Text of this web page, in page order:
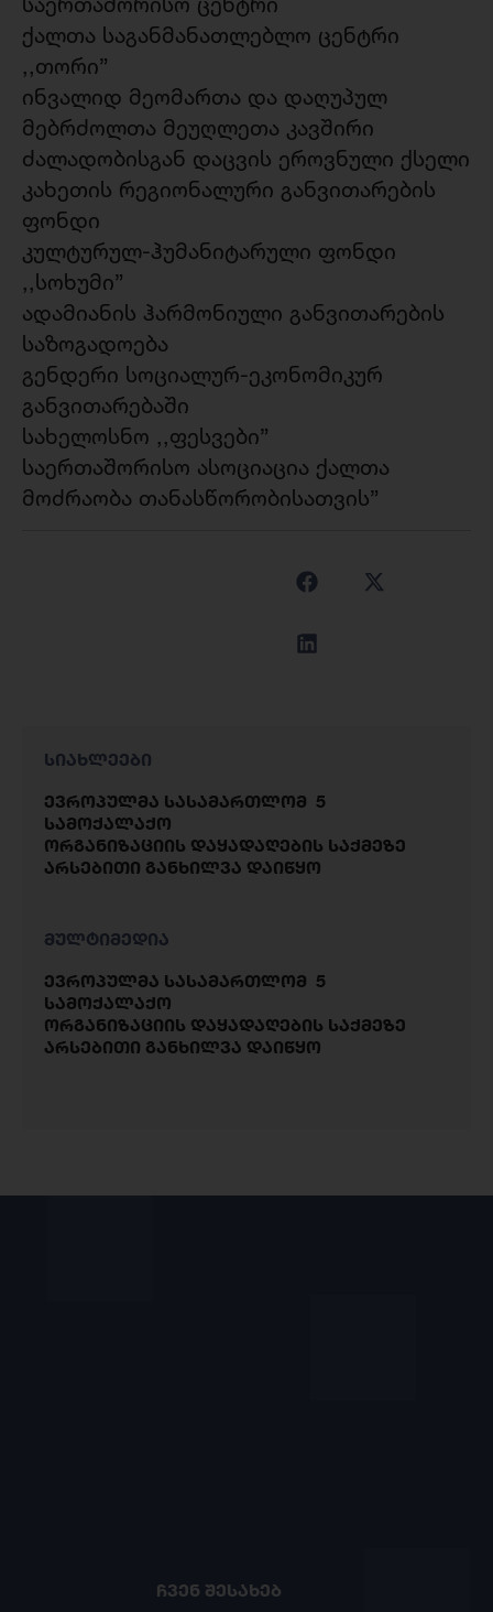
ქალთა საგანმანათლებლო ცენტრი
,,თორი”
ინვალიდ მეომართა და დაღუპულ
მებრძოლთა მეუღლეთა კავშირი
ძალადობისგან დაცვის ეროვნული ქსელი
კახეთის რეგიონალური განვითარების
ფონდი
კულტურულ-ჰუმანიტარული ფონდი
,,სოხუმი”
ადამიანის ჰარმონიული განვითარების
საზოგადოება
გენდერი სოციალურ-ეკონომიკურ
განვითარებაში
სახელოსნო ,,ფესვები”
საერთაშორისო ასოციაცია ქალთა
მოძრაობა თანასწორობისათვის”
სიახლეები
ევროპულმა სასამართლომ 5
სამოქალაქო
ორგანიზაციის დაყადაღების საქმეზე
არსებითი განხილვა დაიწყო
მულტიმედია
ევროპულმა სასამართლომ 5
სამოქალაქო
ორგანიზაციის დაყადაღების საქმეზე
არსებითი განხილვა დაიწყო
ᲩᲕᲔᲜ ᲨᲔᲡᲐᲮᲔᲑ